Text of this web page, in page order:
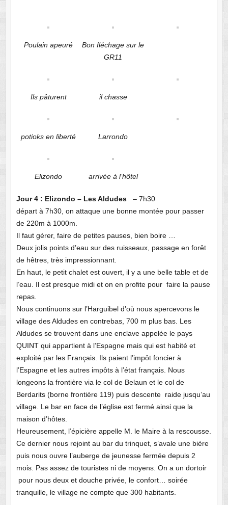
Poulain apeuré
Bon fléchage sur le
GR11
Ils pâturent il chasse
potioks en liberté Larrondo
Elizondo arrivée à l’hôtel
Jour 4 : Elizondo – Les Aldudes
– 7h30
départ à 7h30, on attaque une bonne montée pour passer
de 220m à 1000m.
Il faut gérer, faire de petites pauses, bien boire …
Deux jolis points d’eau sur des ruisseaux, passage en forêt
de hêtres, très impressionnant.
En haut, le petit chalet est ouvert, il y a une belle table et de
l’eau. Il est presque midi et on en profite pour faire la pause
repas.
Nous continuons sur l’Harguibel d’où nous apercevons le
village des Aldudes en contrebas, 700 m plus bas. Les
Aldudes se trouvent dans une enclave appelée le pays
QUINT qui appartient à l’Espagne mais qui est habité et
exploité par les Français. Ils paient l’impôt foncier à
l’Espagne et les autres impôts à l’état français. Nous
longeons la frontière via le col de Belaun et le col de
Berdarits (borne frontière 119) puis descente raide jusqu’au
village. Le bar en face de l’église est fermé ainsi que la
maison d’hôtes.
Heureusement, l’épicière appelle M. le Maire à la rescousse.
Ce dernier nous rejoint au bar du trinquet, s’avale une bière
puis nous ouvre l’auberge de jeunesse fermée depuis 2
mois. Pas assez de touristes ni de moyens. On a un dortoir
pour nous deux et douche privée, le confort… soirée
tranquille, le village ne compte que 300 habitants.